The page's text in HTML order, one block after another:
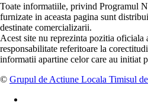
Toate informatiile, privind Programul
furnizate in aceasta pagina sunt
destinate comercializarii.
Acest site nu reprezinta pozitia oficiala
responsabilitate referitoare la
informatii apartine celor care au initiat
© Grupul de Actiune Locala Timisul